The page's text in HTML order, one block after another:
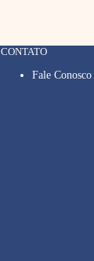
CONTATO
Fale Conosco